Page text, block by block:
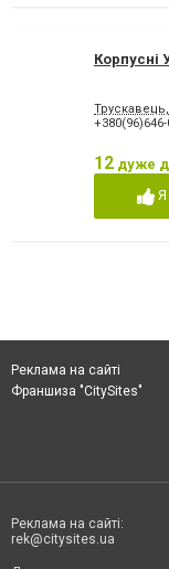
Корпусні
+380(96)646-
12 дуже
Я
Реклама на сайті
Франшиза "CitySites"
Реклама на сайті:
rek@citysites.ua